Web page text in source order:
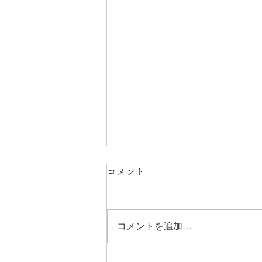
コメント
コメントを追加…